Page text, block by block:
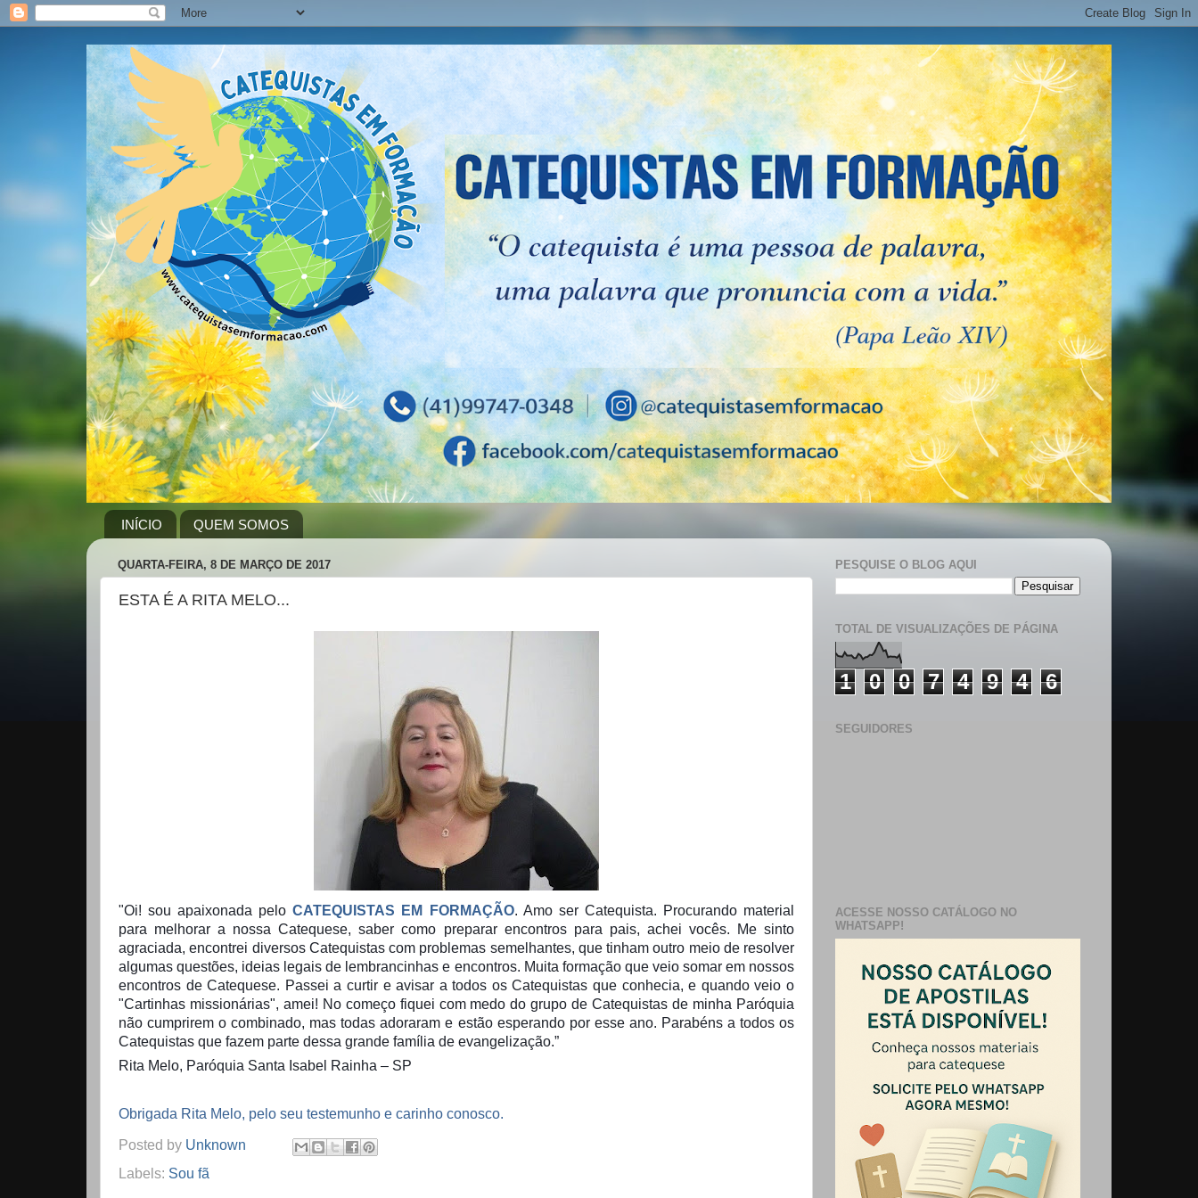
INÍCIO QUEM SOMOS
QUARTA-FEIRA, 8 DE MARÇO DE 2017
ESTA É A RITA MELO...
"Oi! sou apaixonada peloCATEQUISTAS EM FORMAÇÃO. Amo ser Catequista. Procurando material
para melhorar a nossa Catequese, saber como preparar encontros para pais, achei vocês. Me sinto
agraciada, encontrei diversos Catequistas com problemas semelhantes, que tinham outro meio de resolver
algumas questões, ideias legais de lembrancinhas e encontros. Muita formação que veio somar em nossos
encontros de Catequese. Passei a curtir e avisar a todos os Catequistas que conhecia, e quando veio o
"Cartinhas missionárias", amei! No começo fiquei com medo do grupo de Catequistas de minha Paróquia
não cumprirem o combinado, mas todas adoraram e estão esperando por esse ano. Parabéns a todos os
Catequistas que fazem parte dessa grande família de evangelização.”
Rita Melo, Paróquia Santa Isabel Rainha – SP
Obrigada Rita Melo, pelo seu testemunho e carinho conosco.
Posted by Unknown
Labels: Sou fã
PESQUISE O BLOG AQUI
TOTAL DE VISUALIZAÇÕES DE PÁGINA
1 0 0 7 4 9 4 6
SEGUIDORES
ACESSE NOSSO CATÁLOGO NO
WHATSAPP!